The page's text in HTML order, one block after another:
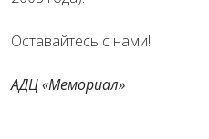
Оставайтесь с нами!
АДЦ «Мемориал»